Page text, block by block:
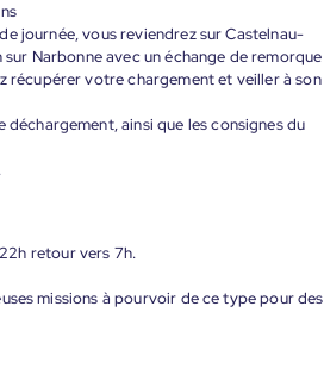
journée, vous reviendrez sur Castelnau-
Narbonne avec un échange de remorque
récupérer votre chargement et veiller à son
ainsi que les consignes du
retour vers 7h.
missions à pourvoir de ce type pour des